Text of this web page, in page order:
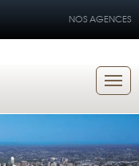
NOS AGENCES